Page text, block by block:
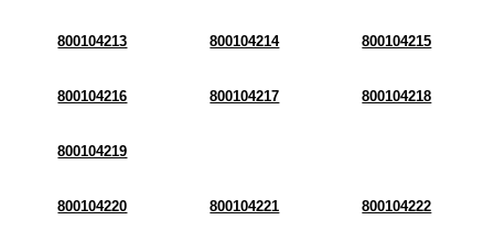
800104213 800104214 800104215
800104216 800104217 800104218
800104219
800104220 800104221 800104222